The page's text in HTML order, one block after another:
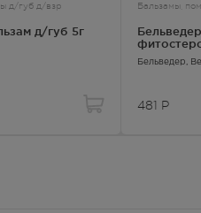
д/губ д/взр
д/губ 5г
Бальзамы,
Бельведер ,
481 Р